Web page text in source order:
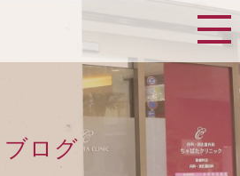
ブログ